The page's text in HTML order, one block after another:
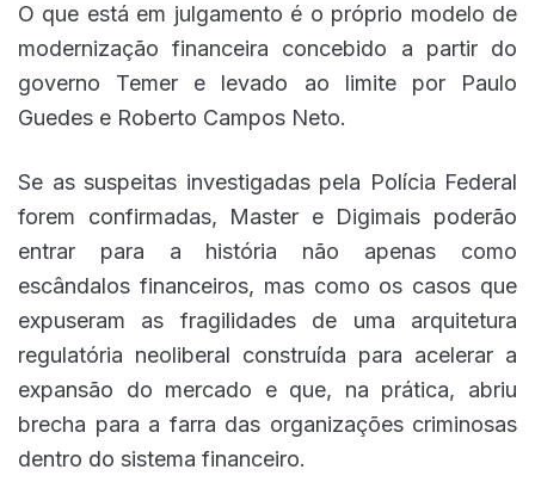
O que está em julgamento é o próprio modelo de
modernização financeira concebido a partir do
governo Temer e levado ao limite por Paulo
Guedes e Roberto Campos Neto.
Se as suspeitas investigadas pela Polícia Federal
forem confirmadas, Master e Digimais poderão
entrar para a história não apenas como
escândalos financeiros, mas como os casos que
expuseram as fragilidades de uma arquitetura
regulatória neoliberal construída para acelerar a
expansão do mercado e que, na prática, abriu
brecha para a farra das organizações criminosas
dentro do sistema financeiro.